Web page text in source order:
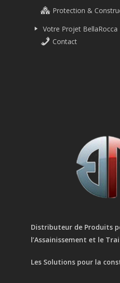
Protection &
Votre Projet BellaRocca
Contact
Distributeur de Produits
l’Assainissement et le
Les Solutions pour la